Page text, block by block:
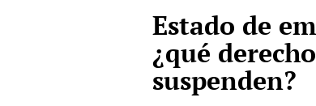
Estado de
¿qué
suspenden?